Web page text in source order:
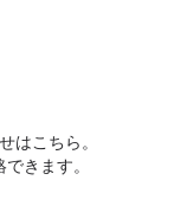
はこちら。
きます。